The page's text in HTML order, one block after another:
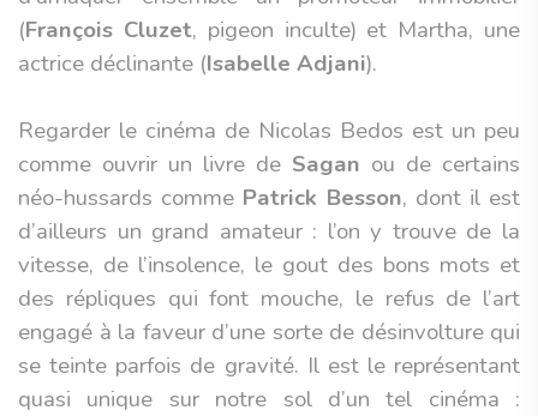
(François Cluzet, pigeon inculte) et Martha, une
actrice déclinante (Isabelle Adjani).
Regarder le cinéma de Nicolas Bedos est un peu
comme ouvrir un livre de Sagan ou de certains
néo-hussards comme Patrick Besson, dont il est
d’ailleurs un grand amateur : l’on y trouve de la
vitesse, de l’insolence, le gout des bons mots et
des répliques qui font mouche, le refus de l’art
engagé à la faveur d’une sorte de désinvolture qui
se teinte parfois de gravité. Il est le représentant
quasi unique sur notre sol d’un tel cinéma :